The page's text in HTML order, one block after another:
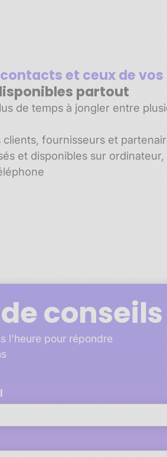
et ceux de vos
partout
de temps à jongler entre
clients, fournisseurs et
et disponibles sur ordinateur,
conseils
l'heure pour répondre